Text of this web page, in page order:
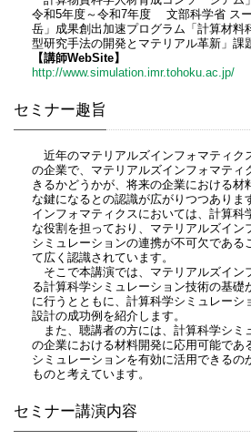
令和5年度～令和7年度 文部科学省 ス
岳」成果創出加速プログラム「計算材料
型研究手法の開発とマテリアル革新」課
【講師WebSite】
http://www.simulation.imr.tohoku.ac.jp/
セミナー趣旨
近年のマテリアルズインフォマティク
の企業で、マテリアルズインフォマティ
きるかどうかが、将来の企業における材
な鍵になるとの認識が広がりつつありま
インフォマティクスにおいては、計算科
な役割を担っており、マテリアルズイン
シミュレーションの連携が不可欠である
て広く認識されています。
そこで本講演では、マテリアルズイン
る計算科学シミュレーション技術の基礎
に行うとともに、計算科学シミュレーシ
設計の成功例を紹介します。
また、聴講者の方には、計算科学シミ
の企業における材料開発に応用可能であ
シミュレーションを有効に活用できるの
ものと考えています。
セミナー講演内容